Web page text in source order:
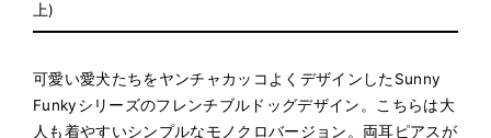
上)
可愛い愛犬たちをヤンチャカッコよくデザインしたSunny
Funkyシリーズのフレンチブルドッグデザイン。
こちらは大
人も着やすいシンプルなモノクロバージョン。両耳ピアスが